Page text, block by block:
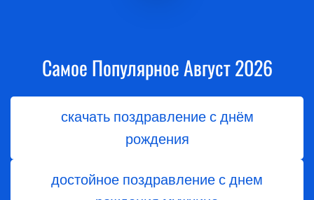
Самое Популярное Август 2026
скачать поздравление с днём
рождения
достойное поздравление с днем